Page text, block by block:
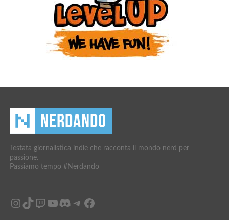
Testata giornalistica indie che racconta il mondo nerd per
passione.
Passiamo tempo #Nerdando
Instagram
TikTok
Twitch
YouTube
Discord
Telegram
Facebook